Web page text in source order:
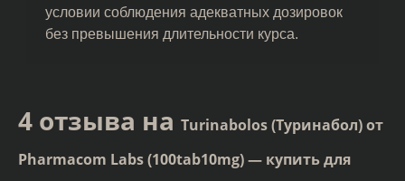
условии соблюдения адекватных дозировок
без превышения длительности курса.
4 отзыва на Turinabolos (Туринабол) от
Pharmacom Labs (100tab10mg) — купить для